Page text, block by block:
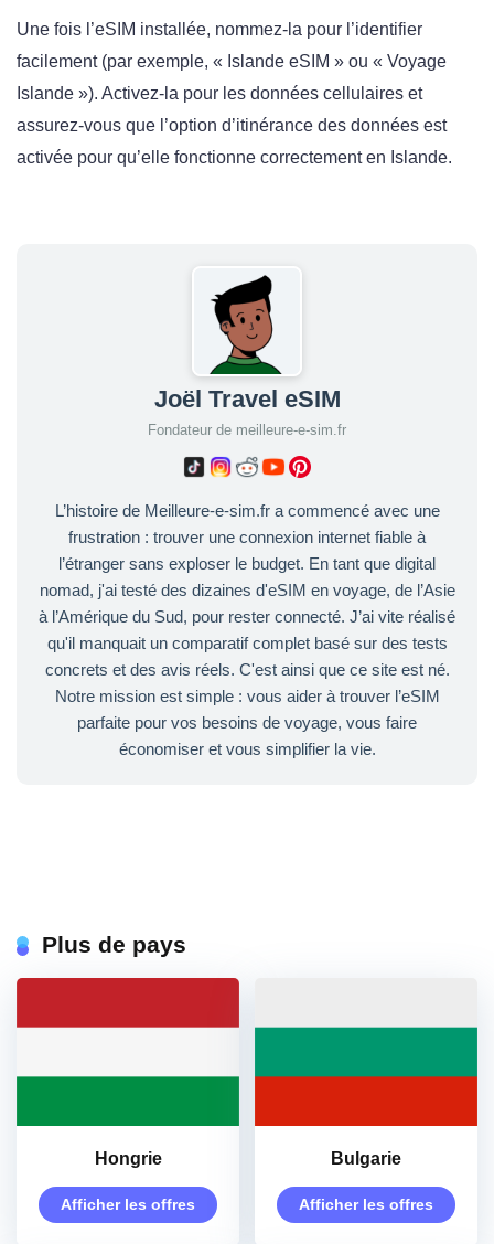
Une fois l’eSIM installée, nommez-la pour l’identifier
facilement (par exemple, « Islande eSIM » ou « Voyage
Islande »). Activez-la pour les données cellulaires et
assurez-vous que l’option d’itinérance des données est
activée pour qu’elle fonctionne correctement en Islande.
Joël Travel eSIM
Fondateur de meilleure-e-sim.fr
L’histoire de Meilleure-e-sim.fr a commencé avec une
frustration : trouver une connexion internet fiable à
l’étranger sans exploser le budget. En tant que digital
nomad, j'ai testé des dizaines d'eSIM en voyage, de l’Asie
à l’Amérique du Sud, pour rester connecté. J’ai vite réalisé
qu'il manquait un comparatif complet basé sur des tests
concrets et des avis réels. C'est ainsi que ce site est né.
Notre mission est simple : vous aider à trouver l’eSIM
parfaite pour vos besoins de voyage, vous faire
économiser et vous simplifier la vie.
Plus de pays
Hongrie
Afficher les offres
Bulgarie
Afficher les offres